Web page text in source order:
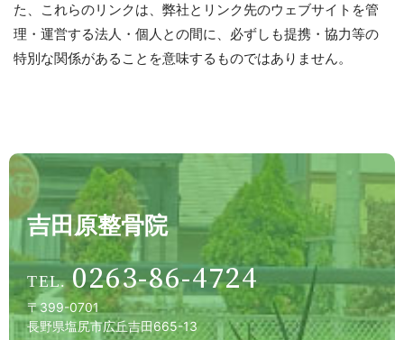
た、これらのリンクは、弊社とリンク先のウェブサイトを管
理・運営する法人・個人との間に、必ずしも提携・協力等の
特別な関係があることを意味するものではありません。
吉田原整骨院
0263-86-4724
〒399-0701
長野県塩尻市広丘吉田665-13